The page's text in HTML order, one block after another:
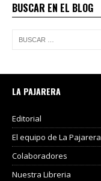
BUSCAR EN EL BLOG
LA PAJARERA
Editorial
El equipo de La Pajarera
Colaboradores
Nuestra Libreria